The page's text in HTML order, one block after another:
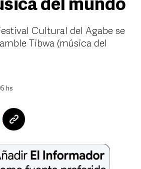
del mundo
Cultural del Agabe se
Tibwa (música del
hs